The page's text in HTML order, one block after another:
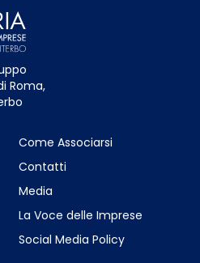
Roma,
Come Associarsi
Contatti
Media
La Voce delle Imprese
Social Media Policy